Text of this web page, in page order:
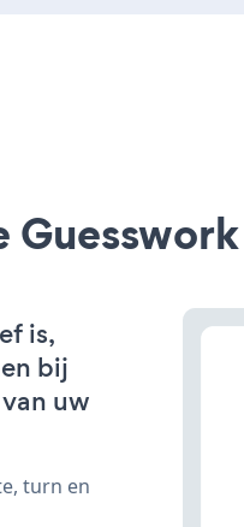
is,
bij
uw
turn en